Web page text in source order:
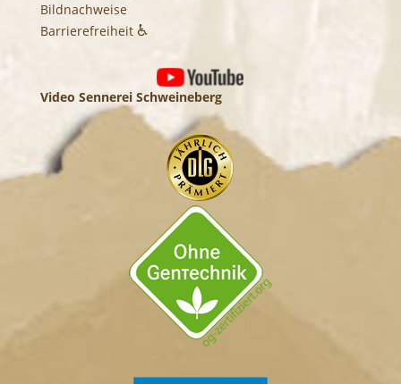
Bildnachweise
Barrierefreiheit ♿
Video Sennerei Schweineberg